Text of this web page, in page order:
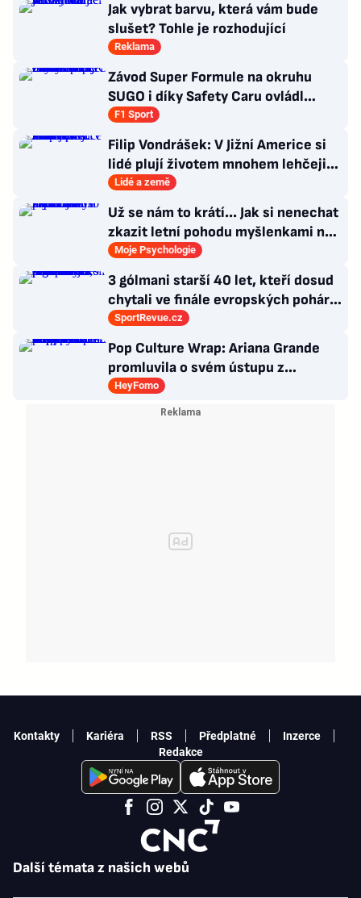
Jak vybrat barvu, která vám bude
slušet? Tohle je rozhodující
Reklama
Závod Super Formule na okruhu
SUGO i díky Safety Caru ovládl
Fukuzumi. Staněk po chybě nedojel
F1 Sport
Filip Vondrášek: V Jižní Americe si
lidé plují životem mnohem lehčeji,
věci tolik neřeší
Lidé a země
Už se nám to krátí... Jak si nenechat
zkazit letní pohodu myšlenkami na
zářijový zápřah?
Moje Psychologie
3 gólmani starší 40 let, kteří dosud
chytali ve finále evropských pohárů.
Všichni odešli ze hřiště jako
poražení
SportRevue.cz
Pop Culture Wrap: Ariana Grande
promluvila o svém ústupu z
veřejného života a Sophia z
KATSEYE si dává pauzu od skupiny
HeyFomo
Další témata z našich webů
Kontakty Kariéra RSS Předplatné
Inzerce
Redakce